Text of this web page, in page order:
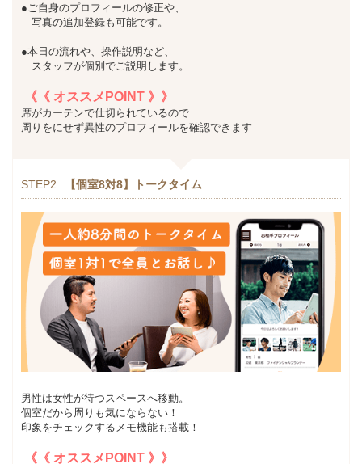
●ご自身のプロフィールの修正や、
写真の追加登録も可能です。
●本日の流れや、操作説明など、
スタッフが個別でご説明します。
《《 オススメPOINT 》》
席がカーテンで仕切られているので
周りをにせず異性のプロフィールを確認できます
STEP2 【個室8対8】トークタイム
男性は女性が待つスペースへ移動。
個室だから周りも気にならない！
印象をチェックするメモ機能も搭載！
《《 オススメPOINT 》》